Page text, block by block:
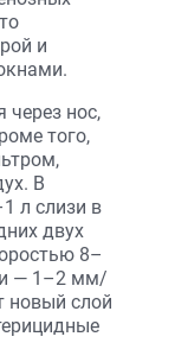
и
через нос,
того,
В
л слизи в
двух
8–
— 1–2 мм/
новый слой